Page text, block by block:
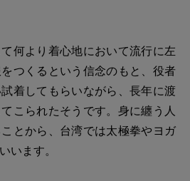
何より着心地において流行に左
つくるという信念のもと、役者
着してもらいながら、長年に渡
こられたそうです。身に纏う人
とから、台湾では太極拳やヨガ
います。